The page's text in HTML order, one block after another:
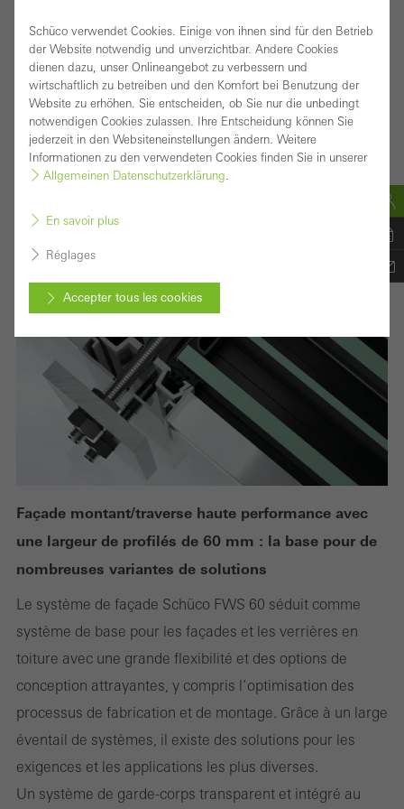
FWS 60
Façade montant/traverse haute performance avec
une largeur de profilés de 60 mm : la base pour de
nombreuses variantes de solutions
Le système de façade Schüco FWS 60 séduit comme
système de base pour les façades et les verrières en
toiture avec une grande flexibilité et des options de
conception attrayantes, y compris l’optimisation des
processus de fabrication et de montage. Grâce à un large
éventail de systèmes, il existe des solutions pour les
exigences et les applications les plus diverses.
Un système de garde-corps transparent et intégré au
Schüco verwendet Cookies. Einige von ihnen sind für den Betrieb
der Website notwendig und unverzichtbar. Andere Cookies
dienen dazu, unser Onlineangebot zu verbessern und
wirtschaftlich zu betreiben und den Komfort bei Benutzung der
Website zu erhöhen. Sie entscheiden, ob Sie nur die unbedingt
notwendigen Cookies zulassen. Ihre Entscheidung können Sie
jederzeit in den Websiteneinstellungen ändern. Weitere
Informationen zu den verwendeten Cookies finden Sie in unserer
Allgemeinen Datenschutzerklärung.
En savoir plus
Réglages
Accepter tous les cookies
Annuler
Les cookies requis (essentiels, fonctionnels, indispensables), ne
peuvent pas être désactivés
Les cookies sont techniquement nécessaires au bon
fonctionnement des sites web Schüco et ne peuvent pas être
ou des services souhaités ne peuvent pas être mis à disposition.
Statistiques / Cookies d´analyse